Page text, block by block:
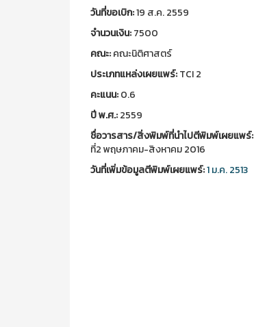
วันที่ขอเบิก:19 ส.ค. 2559
จำนวนเงิน:7500
คณะ:คณะนิติศาสตร์
ประเภทแหล่งเผยแพร์:TCI 2
คะแนน:0.6
ปี พ.ศ.:2559
ชื่อวารสาร/สิ่งพิมพ์ที่นำไปตีพิมพ์เผยแพร์:
ที่2 พฤษภาคม-สิงหาคม 2016
วันที่เพิ่มข้อมูลตีพิมพ์เผยแพร์:1 ม.ค. 2513